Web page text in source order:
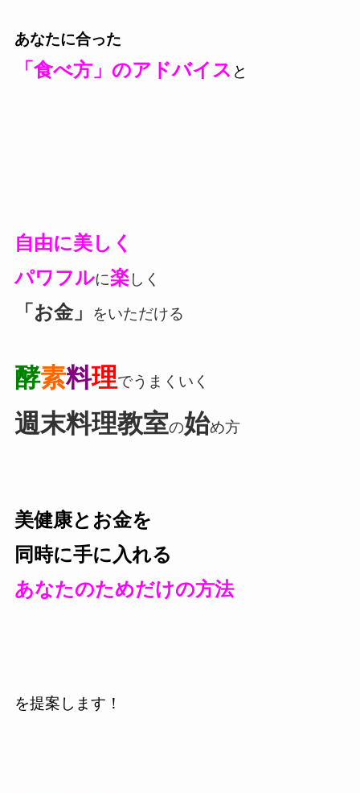
あなたに合った
「食べ方」のアドバイス と
自由に美しく
パワフルに楽しく
「お金」 をいただける
酵素料理でうまくいく
週末料理教室の始め方
美健康とお金を
同時に手に入れる
あなたのためだけの方法
を提案します！